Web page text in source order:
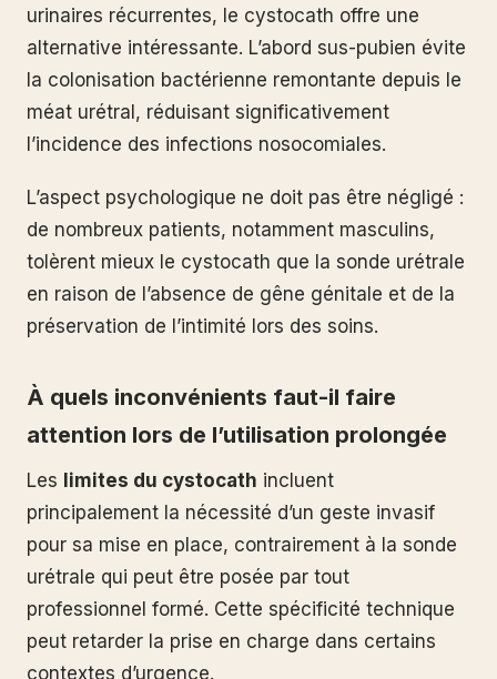
urinaires récurrentes, le cystocath offre une
alternative intéressante. L’abord sus-pubien évite
la colonisation bactérienne remontante depuis le
méat urétral, réduisant significativement
l’incidence des infections nosocomiales.
L’aspect psychologique ne doit pas être négligé :
de nombreux patients, notamment masculins,
tolèrent mieux le cystocath que la sonde urétrale
en raison de l’absence de gêne génitale et de la
préservation de l’intimité lors des soins.
À quels inconvénients faut-il faire
attention lors de l’utilisation prolongée
Les limites du cystocath incluent
principalement la nécessité d’un geste invasif
pour sa mise en place, contrairement à la sonde
urétrale qui peut être posée par tout
professionnel formé. Cette spécificité technique
peut retarder la prise en charge dans certains
contextes d’urgence.